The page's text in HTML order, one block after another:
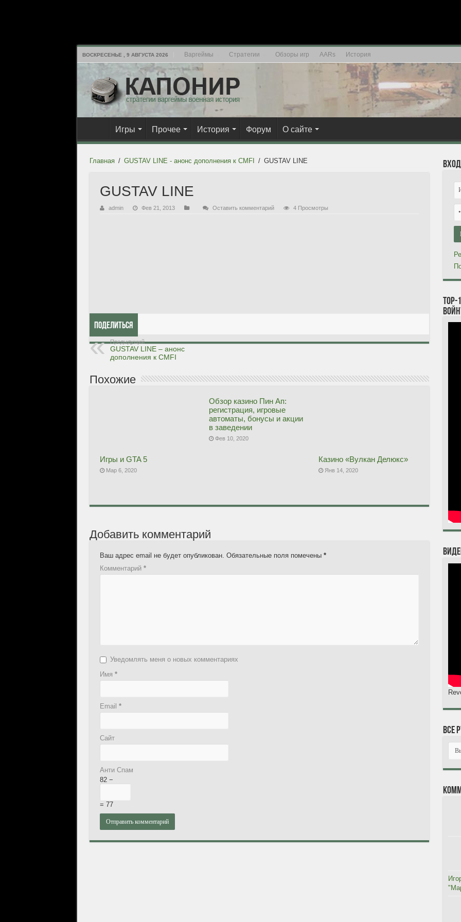
ВОСКРЕСЕНЬЕ , 9 АВГУСТА 2026 Варгеймы Стратегии Обзоры игр AARs История
Игры Прочее История Форум О сайте
Главная / GUSTAV LINE - анонс дополнения к CMFI / GUSTAV LINE
GUSTAV LINE
admin Фев 21, 2013 Оставить комментарий 4 Просмотры
Поделиться
Предыдущий
GUSTAV LINE – анонс
дополнения к CMFI
Похожие
Игры и GTA 5
Мар 6, 2020
Обзор казино Пин Ап:
регистрация, игровые
автоматы, бонусы и акции
в заведении
Фев 10, 2020
Казино «Вулкан Делюкс»
Янв 14, 2020
Добавить комментарий
Ваш адрес email не будет опубликован. Обязательные поля помечены *
Комментарий *
Уведомлять меня о новых комментариях
Имя *
Email *
Сайт
Анти Спам
82 −
= 77
Все